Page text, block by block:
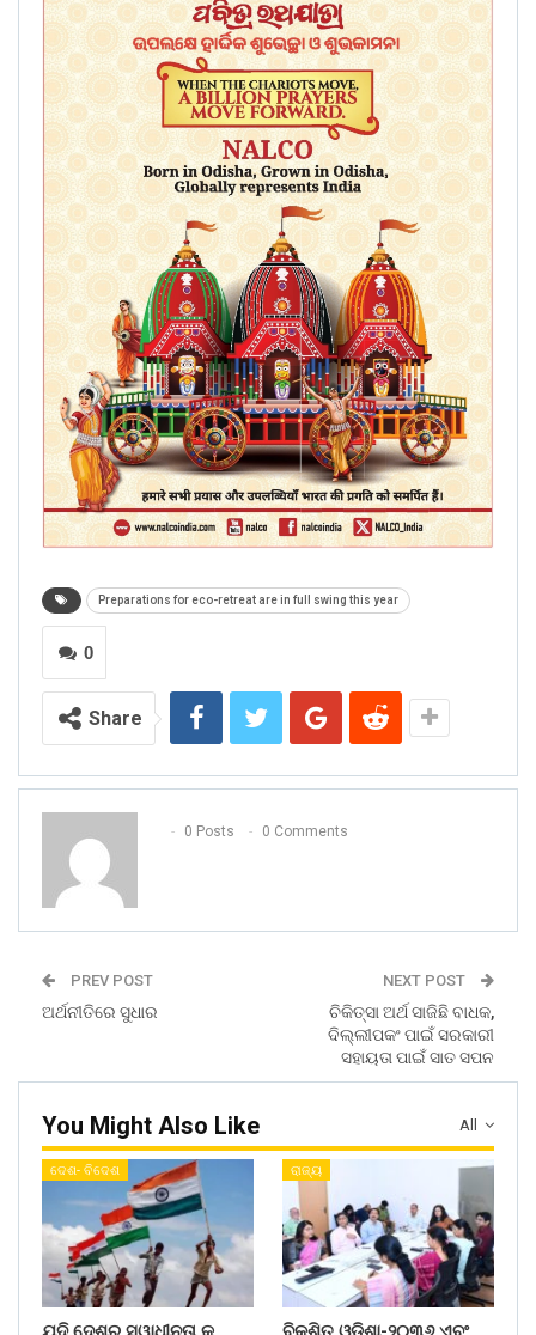
Preparations for eco-retreat are in full swing this year
0
Share
0 Posts 0 Comments
PREV POST
ଅର୍ଥନୀତିରେ ସୁଧାର
NEXT POST
ଚିକିତ୍ସା ଅର୍ଥ ସାଜିଛି ବାଧକ,
ଦିଲ୍ଲୀପକଂ ପାଇଁ ସରକାରୀ
ସହାୟତା ପାଇଁ ସାତ ସପନ
All
You Might Also Like
ଦେଶ- ବିଦେଶ ରାଜ୍ୟ